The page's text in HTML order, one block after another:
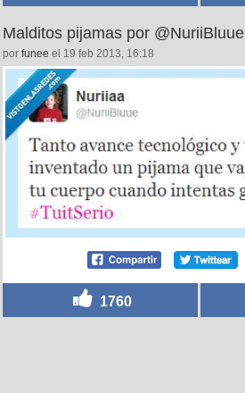
Malditos pijamas por @NuriiBluue
por funee el 19 feb 2013, 16:18
1760